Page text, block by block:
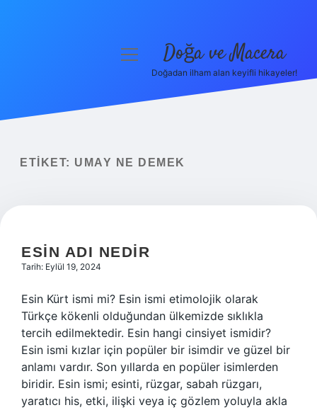
Yasal Uyarı
menüyü Doğa ve Macera
Doğadan ilham alan keyifli hikayeler!
ETIKET: UMAY NE DEMEK
ESIN ADI NEDIR
Tarih: Eylül 19, 2024
Esin Kürt ismi mi? Esin ismi etimolojik olarak
Türkçe kökenli olduğundan ülkemizde sıklıkla
tercih edilmektedir. Esin hangi cinsiyet ismidir?
Esin ismi kızlar için popüler bir isimdir ve güzel bir
anlamı vardır. Son yıllarda en popüler isimlerden
biridir. Esin ismi; esinti, rüzgar, sabah rüzgarı,
yaratıcı his, etki, ilişki veya iç gözlem yoluyla akla